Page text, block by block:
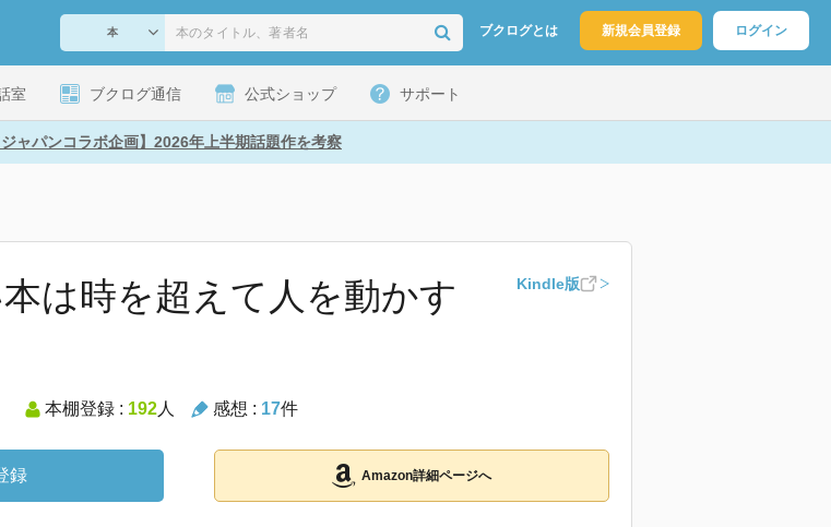
ブクログとは 新規会員登録 ログイン
室 ブクログ通信 公式ショップ サポート
ジャパンコラボ企画】2026年上半期話題作を考察
は時を超えて人を動かす Kindle版
本棚登録 : 192人 感想 : 17件
録 Amazon詳細ページへ